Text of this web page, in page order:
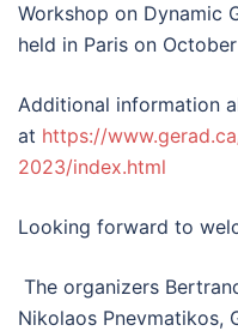
Workshop on Dynamic
held in Paris on
Additional information
at https://
2023/index.html
Looking forward to
The organizers
Nikolaos Pnevmatikos,